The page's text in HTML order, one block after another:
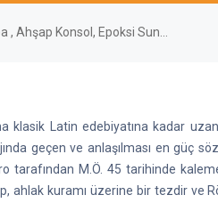
Ahşap Konsol, Epoksi Sun...
Latin edebiyatına kadar
geçen ve anlaşılması en güç
tarafından M.Ö. 45 tarihinde
ahlak kuramı üzerine bir tezdir ve